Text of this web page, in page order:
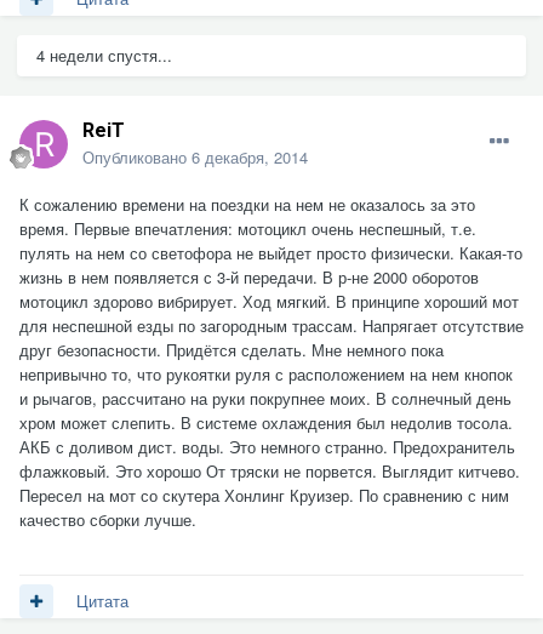
4 недели спустя...
ReiT
Опубликовано 6 декабря, 2014
К сожалению времени на поездки на нем не оказалось за это
время. Первые впечатления: мотоцикл очень неспешный, т.е.
пулять на нем со светофора не выйдет просто физически. Какая-то
жизнь в нем появляется с 3-й передачи. В р-не 2000 оборотов
мотоцикл здорово вибрирует. Ход мягкий. В принципе хороший мот
для неспешной езды по загородным трассам. Напрягает отсутствие
друг безопасности. Придётся сделать. Мне немного пока
непривычно то, что рукоятки руля с расположением на нем кнопок
и рычагов, рассчитано на руки покрупнее моих. В солнечный день
хром может слепить. В системе охлаждения был недолив тосола.
АКБ с доливом дист. воды. Это немного странно. Предохранитель
флажковый. Это хорошо От тряски не порвется. Выглядит китчево.
Пересел на мот со скутера Хонлинг Круизер. По сравнению с ним
качество сборки лучше.
Цитата